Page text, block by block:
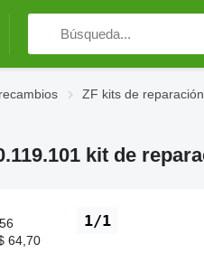
ZF kits de reparación
kit de
1/1
64,70